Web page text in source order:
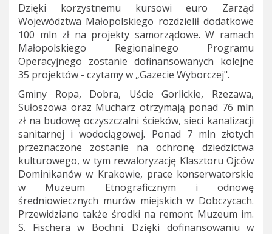
Dzięki korzystnemu kursowi euro Zarząd
Województwa Małopolskiego rozdzielił dodatkowe
100 mln zł na projekty samorządowe. W ramach
Małopolskiego Regionalnego Programu
Operacyjnego zostanie dofinansowanych kolejne
35 projektów - czytamy w „Gazecie Wyborczej".
Gminy Ropa, Dobra, Uście Gorlickie, Rzezawa,
Sułoszowa oraz Mucharz otrzymają ponad 76 mln
zł na budowę oczyszczalni ścieków, sieci kanalizacji
sanitarnej i wodociągowej. Ponad 7 mln złotych
przeznaczone zostanie na ochronę dziedzictwa
kulturowego, w tym rewaloryzację Klasztoru Ojców
Dominikanów w Krakowie, prace konserwatorskie
w Muzeum Etnograficznym i odnowę
średniowiecznych murów miejskich w Dobczycach.
Przewidziano także środki na remont Muzeum im.
S. Fischera w Bochni. Dzięki dofinansowaniu w